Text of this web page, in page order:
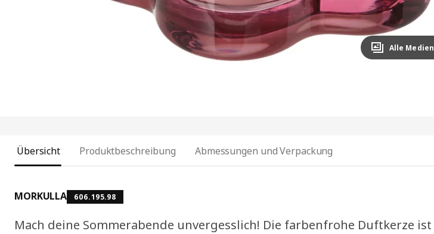
Alle Medien
Übersicht Produktbeschreibung Abmessungen und Verpackung
MORKULLA 606.195.98
Mach deine Sommerabende unvergesslich! Die farbenfrohe Duftkerze ist